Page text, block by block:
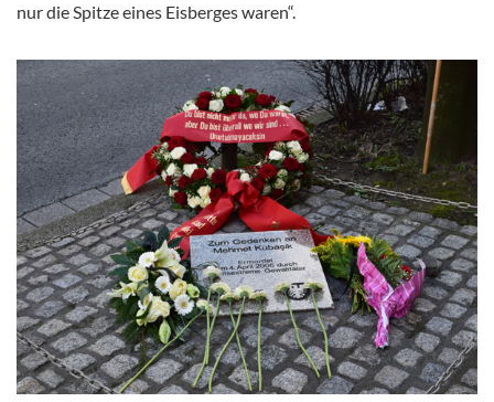
nur die Spitze eines Eisberges waren“.